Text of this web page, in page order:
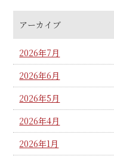
アーカイブ
2026年7月
2026年6月
2026年5月
2026年4月
2026年1月